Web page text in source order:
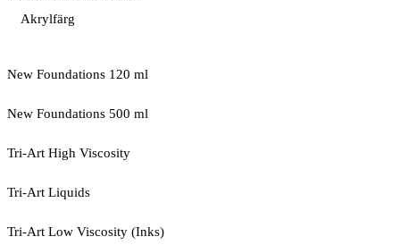
Akrylfärg
New Foundations 120 ml
New Foundations 500 ml
Tri-Art High Viscosity
Tri-Art Liquids
Tri-Art Low Viscosity (Inks)